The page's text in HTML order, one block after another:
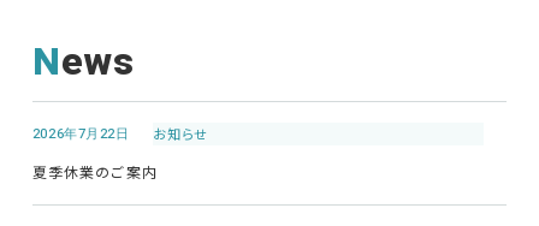
News
2026年7月22日 お知らせ
夏季休業のご案内